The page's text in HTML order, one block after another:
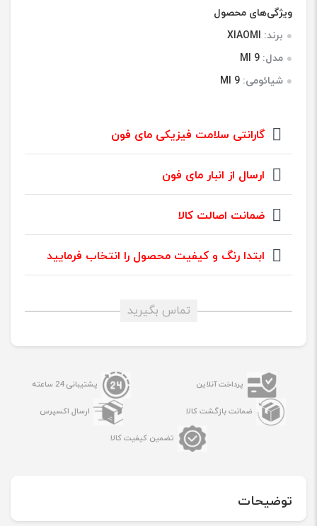
ویژگی‌های محصول
برند: XIAOMI
مدل: MI 9
شیائومی: MI 9
گارانتی سلامت فیزیکی مای فون
ارسال از انبار مای فون
ضمانت اصالت کالا
ابتدا رنگ و کیفیت محصول را انتخاب فرمایید
تماس بگیرید
پرداخت آنلاین پشتیبانی 24 ساعته
ضمانت بازگشت کالا ارسال اکسپرس
تضمین کیفیت کالا
توضیحات